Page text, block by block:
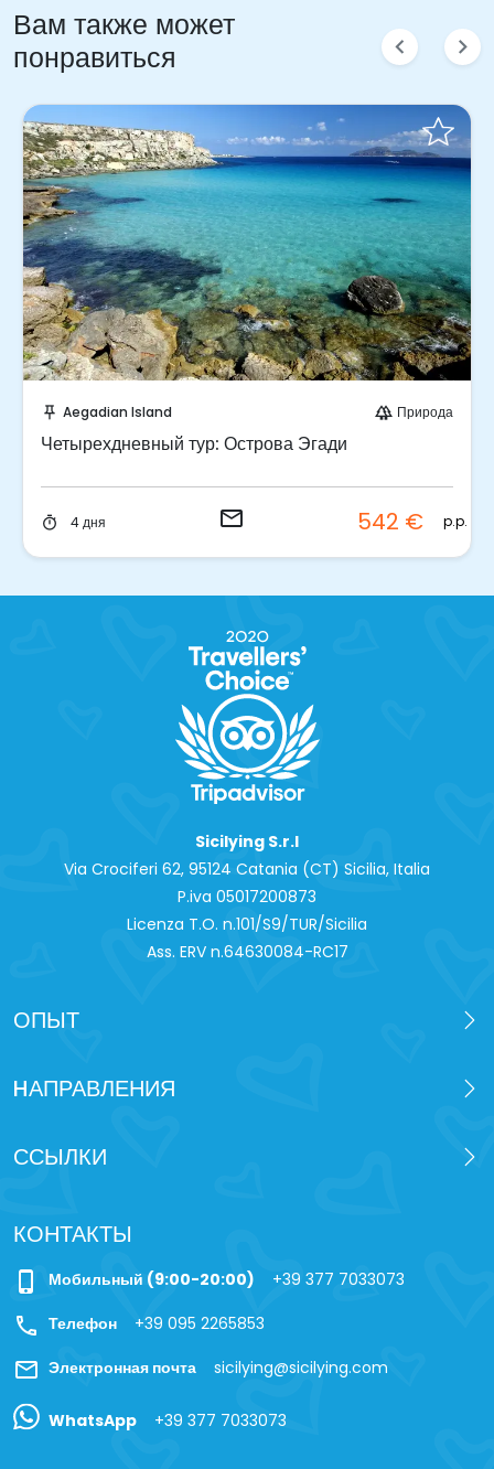
Вам также может
понравиться
chevron_left chevron_right
push_pin Aegadian Island forest Природа
Четырехдневный тур: Острова Эгади
timer 4 дня email 542 € p.p.
Sicilying S.r.l
Via Crociferi 62, 95124 Catania (CT) Sicilia, Italia
P.iva 0‍5017200873
Licenza T.O. n.101/S9/TUR/Sicilia
Ass. ERV n.64630084-RC17
ОПЫТ
HАПРАВЛЕНИЯ
ССЫЛКИ
КОНТАКТЫ
phone_iphone Мобильный (9:00-20:00) +39 377 7033073
call Телефон +39 095 2265853
mail Электронная почта sicilying@sicilying.com
WhatsApp +39 377 7033073